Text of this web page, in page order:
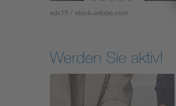
sdx15 / stock.adobe.com
Werden Sie aktiv!